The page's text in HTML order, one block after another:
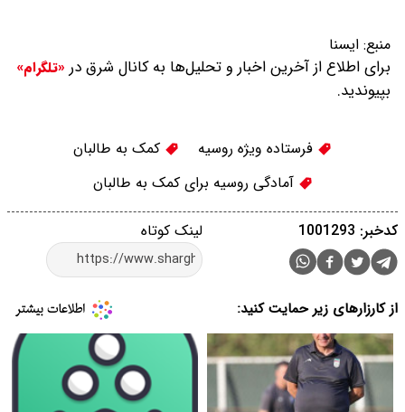
منبع: ايسنا
برای اطلاع از آخرین اخبار و تحلیل‌ها به کانال شرق در «تلگرام»
بپیوندید.
فرستاده ویژه روسیه
کمک به طالبان
آمادگی روسیه برای کمک به طالبان
لینک کوتاه کدخبر: 1001293
از کارزارهای زیر حمایت کنید: